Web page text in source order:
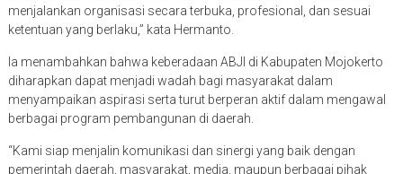
menjalankan organisasi secara terbuka, profesional, dan sesuai
ketentuan yang berlaku,” kata Hermanto.
Ia menambahkan bahwa keberadaan ABJI di Kabupaten Mojokerto
diharapkan dapat menjadi wadah bagi masyarakat dalam
menyampaikan aspirasi serta turut berperan aktif dalam mengawal
berbagai program pembangunan di daerah.
“Kami siap menjalin komunikasi dan sinergi yang baik dengan
pemerintah daerah, masyarakat, media, maupun berbagai pihak